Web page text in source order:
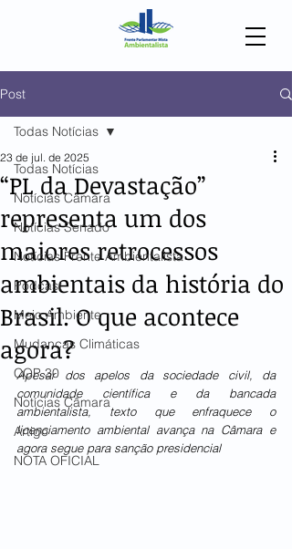
Post
Todas Notícias
Notícias Câmara
Notícias Senado
Notícias Frente Ambientalista
Podcast
Meio Ambiente
Mudanças Climáticas
COP 30
Notícias Câmara
Artigo
NOTA OFICIAL
Todas Notícias
“PL da Devastação”
representa um dos
maiores retrocessos
ambientais da história do
Brasil. O que acontece
agora?
23 de jul. de 2025
Apesar dos apelos da sociedade civil, da
comunidade científica e da bancada
ambientalista, texto que enfraquece o
licenciamento ambiental avança na Câmara e
agora segue para sanção presidencial